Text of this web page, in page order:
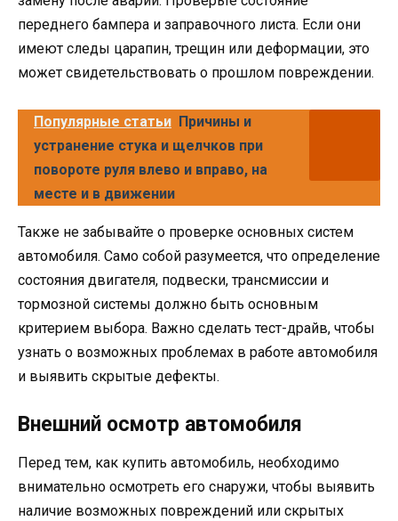
переднего бампера и заправочного листа. Если они
имеют следы царапин, трещин или деформации, это
может свидетельствовать о прошлом повреждении.
Популярные статьи Причины и
устранение стука и щелчков при
повороте руля влево и вправо, на
месте и в движении
Также не забывайте о проверке основных систем
автомобиля. Само собой разумеется, что определение
состояния двигателя, подвески, трансмиссии и
тормозной системы должно быть основным
критерием выбора. Важно сделать тест-драйв, чтобы
узнать о возможных проблемах в работе автомобиля
и выявить скрытые дефекты.
Внешний осмотр автомобиля
Перед тем, как купить автомобиль, необходимо
внимательно осмотреть его снаружи, чтобы выявить
наличие возможных повреждений или скрытых